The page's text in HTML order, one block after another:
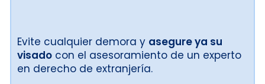
Evite cualquier demora y asegure ya su
visado con el asesoramiento de un experto
en derecho de extranjería.